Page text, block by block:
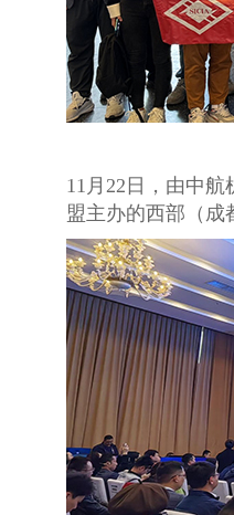
11月22日，由中
盟主办的西部（